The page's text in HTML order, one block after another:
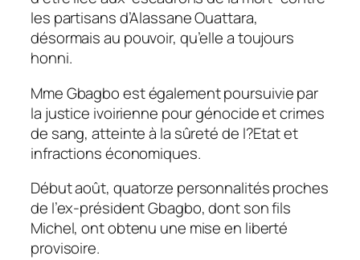
les partisans d’Alassane Ouattara,
désormais au pouvoir, qu’elle a toujours
honni.
Mme Gbagbo est également poursuivie par
la justice ivoirienne pour génocide et crimes
de sang, atteinte à la sûreté de l?Etat et
infractions économiques.
Début août, quatorze personnalités proches
de l’ex-président Gbagbo, dont son fils
Michel, ont obtenu une mise en liberté
provisoire.